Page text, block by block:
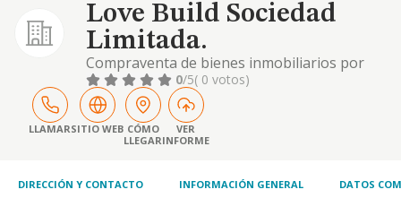
Love Build Sociedad
Limitada.
Compraventa de bienes inmobiliarios por
cuenta propia -cnae 68.10-y alquiler de
bienes inmobiliarios por cuenta propia -
cnae 68.20-
0/5( 0 votos)
LLAMARSITIO WEB CÓMO
LLEGAR
VER
INFORME
DIRECCIÓN Y CONTACTO INFORMACIÓN GENERAL DATOS